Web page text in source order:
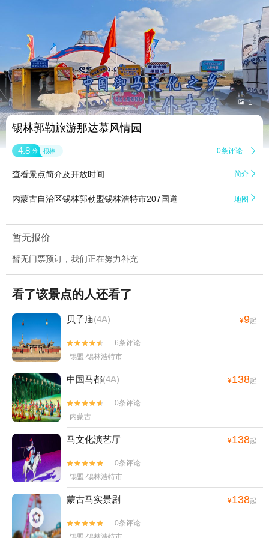
 1
锡林郭勒旅游那达慕风情园
4.8 分 很棒 0条评论 
查看景点简介及开放时间 简介 
内蒙古自治区锡林郭勒盟锡林浩特市207国道 地图 
暂无报价
暂无门票预订，我们正在努力补充
看了该景点的人还看了
贝子庙(4A) ¥9起


6条评论
锡盟·锡林浩特市
中国马都(4A) ¥138起


0条评论
内蒙古
马文化演艺厅 ¥138起


0条评论
锡盟·锡林浩特市
蒙古马实景剧 ¥138起


0条评论